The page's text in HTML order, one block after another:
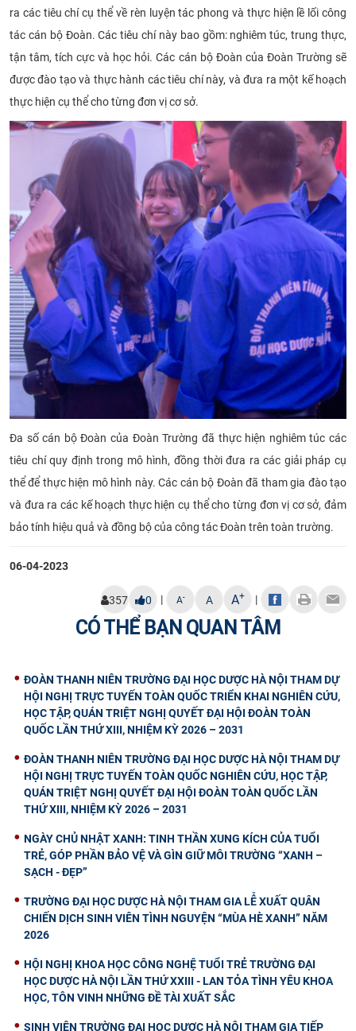
ra các tiêu chí cụ thể về rèn luyện tác phong và thực hiện lề lối công
tác cán bộ Đoàn. Các tiêu chí này bao gồm: nghiêm túc, trung thực,
tận tâm, tích cực và học hỏi. Các cán bộ Đoàn của Đoàn Trường sẽ
được đào tạo và thực hành các tiêu chí này, và đưa ra một kế hoạch
thực hiện cụ thể cho từng đơn vị cơ sở.
Đa số cán bộ Đoàn của Đoàn Trường đã thực hiện nghiêm túc các
tiêu chí quy định trong mô hình, đồng thời đưa ra các giải pháp cụ
thể để thực hiện mô hình này. Các cán bộ Đoàn đã tham gia đào tạo
và đưa ra các kế hoạch thực hiện cụ thể cho từng đơn vị cơ sở, đảm
bảo tính hiệu quả và đồng bộ của công tác Đoàn trên toàn trường.
06-04-2023
357 0 | A- A A+ |
CÓ THỂ BẠN QUAN TÂM
ĐOÀN THANH NIÊN TRƯỜNG ĐẠI HỌC DƯỢC HÀ NỘI THAM DỰ
HỘI NGHỊ TRỰC TUYẾN TOÀN QUỐC TRIỂN KHAI NGHIÊN CỨU,
HỌC TẬP, QUÁN TRIỆT NGHỊ QUYẾT ĐẠI HỘI ĐOÀN TOÀN
QUỐC LẦN THỨ XIII, NHIỆM KỲ 2026 – 2031
ĐOÀN THANH NIÊN TRƯỜNG ĐẠI HỌC DƯỢC HÀ NỘI THAM DỰ
HỘI NGHỊ TRỰC TUYẾN TOÀN QUỐC NGHIÊN CỨU, HỌC TẬP,
QUÁN TRIỆT NGHỊ QUYẾT ĐẠI HỘI ĐOÀN TOÀN QUỐC LẦN
THỨ XIII, NHIỆM KỲ 2026 – 2031
NGÀY CHỦ NHẬT XANH: TINH THẦN XUNG KÍCH CỦA TUỔI
TRẺ, GÓP PHẦN BẢO VỆ VÀ GÌN GIỮ MÔI TRƯỜNG “XANH –
SẠCH - ĐẸP”
TRƯỜNG ĐẠI HỌC DƯỢC HÀ NỘI THAM GIA LỄ XUẤT QUÂN
CHIẾN DỊCH SINH VIÊN TÌNH NGUYỆN “MÙA HÈ XANH” NĂM
2026
HỘI NGHỊ KHOA HỌC CÔNG NGHỆ TUỔI TRẺ TRƯỜNG ĐẠI
HỌC DƯỢC HÀ NỘI LẦN THỨ XXIII - LAN TỎA TÌNH YÊU KHOA
HỌC, TÔN VINH NHỮNG ĐỀ TÀI XUẤT SẮC
SINH VIÊN TRƯỜNG ĐẠI HỌC DƯỢC HÀ NỘI THAM GIA TIẾP